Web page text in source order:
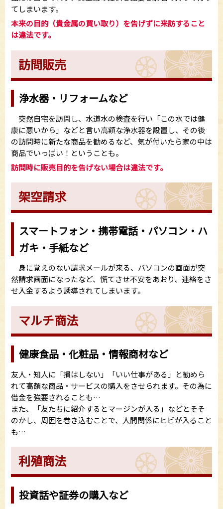
てしまいます。
本来の目的（貴金属の買い取り）を告げずに来訪すること
は違法です。
訪問販売
浄水器・リフォームなど
突然自宅を訪問し、水道水の検査を行い「この水では健
康に悪いから」などと言い高額な浄水器を設置し、その後
の訪問時に新たな商品を勧めるなど、気が付いたら家の中は
商品でいっぱい！ということも。
訪問時に販売目的を告げない場合は違法です。
架空請求
スマートフォン・携帯電話・パソコン・ハ
ガキ・手紙など
身に覚えのない請求メールが来る、パソコンの画面が突
然請求画面になったなど、慌てさせ不安をあおり、連絡をさ
せ入金するよう誘導されてしまいます。
マルチ商法
健康食品・化粧品・情報商材など
友人・知人に「損はしない」「いい仕事がある」と勧めら
れて高額な商品・サービスの購入をさせられます。その為に
借金を強要されることも…
また、「友たちに紹介するとマージンが入る」などとそそ
のかし、周囲を巻き込むことで、人間関係にヒビが入ること
も…
利殖商法
投資話や証券の購入など